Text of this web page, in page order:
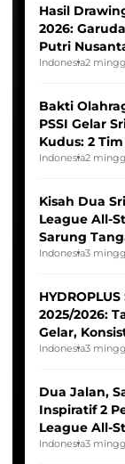
Hasil
2026:
Putri
Indonesia2
Bakti
PSSI Gelar
Kudus: 2
Tim Asia
Indonesia2
Kisah Dua
League All-
Sarung
Pernah
Indonesia3
2025/2026:
Gelar,
Indonesia3
Dua Jalan,
Inspiratif 2
League All-
Seleksi
Indonesia3